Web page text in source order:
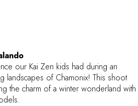
our Kai Zen kids had during an
landscapes of Chamonix! This shoot
the charm of a winter wonderland with